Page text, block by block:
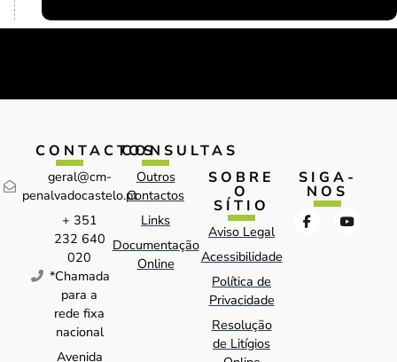
CONTACTOS
geral@cm-
penalvadocastelo.pt
+ 351
232 640
020
*Chamada
para a
rede fixa
nacional
Avenida
CONSULTAS
Outros
Contactos
Links
Documentação
Online
SOBRE
O
SÍTIO
Aviso Legal
Acessibilidade
Política de
Privacidade
Resolução
de Litígios
SIGA-
NOS